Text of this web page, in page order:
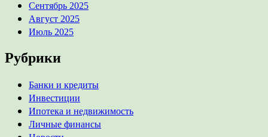
Сентябрь 2025
Август 2025
Июль 2025
Рубрики
Банки и кредиты
Инвестиции
Ипотека и недвижимость
Личные финансы